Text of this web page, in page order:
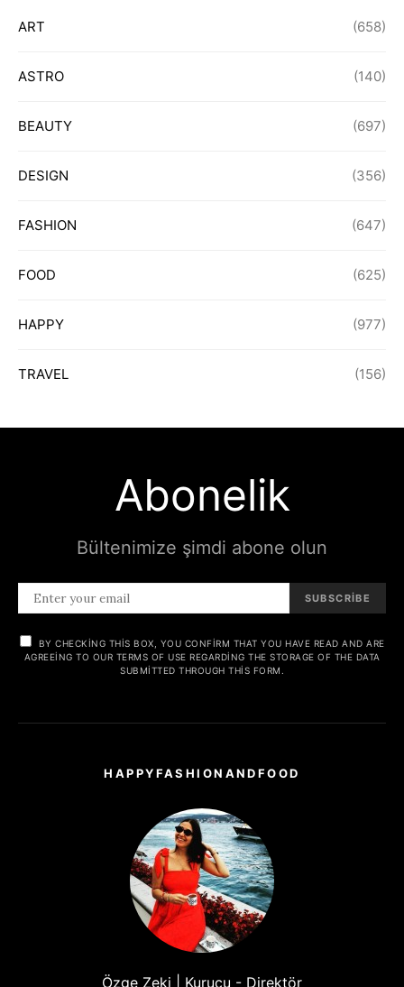
ART (658)
ASTRO (140)
BEAUTY (697)
DESIGN (356)
FASHION (647)
FOOD (625)
HAPPY (977)
TRAVEL (156)
Abonelik
Bültenimize şimdi abone olun
SUBSCRIBE
BY CHECKING THIS BOX, YOU CONFIRM THAT YOU HAVE READ AND ARE
AGREEING TO OUR TERMS OF USE REGARDING THE STORAGE OF THE DATA
SUBMITTED THROUGH THIS FORM.
HAPPYFASHIONANDFOOD
Özge Zeki | Kurucu - Direktör